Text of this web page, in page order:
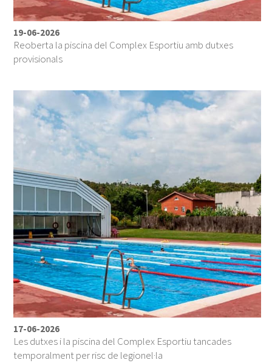
19-06-2026
Reoberta la piscina del Complex Esportiu amb dutxes
provisionals
17-06-2026
Les dutxes i la piscina del Complex Esportiu tancades
temporalment per risc de legionel·la